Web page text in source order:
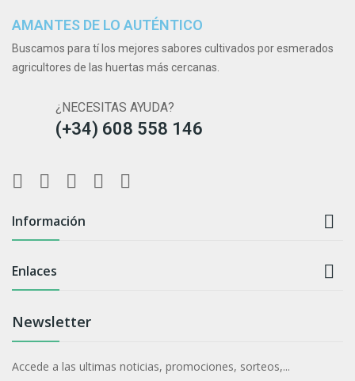
AMANTES DE LO AUTÉNTICO
Buscamos para tí los mejores sabores cultivados por esmerados
agricultores de las huertas más cercanas.
¿NECESITAS AYUDA?
(+34) 608 558 146
Información 
Enlaces 
Newsletter
Accede a las ultimas noticias, promociones, sorteos,...